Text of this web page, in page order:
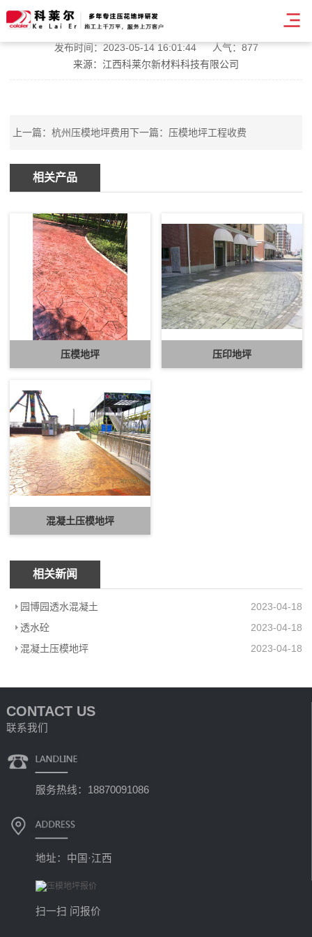
天门小区压模地坪
发布时间：2023-05-14 16:01:44
人气：877
来源：江西科莱尔新材料科技有限公司
上一篇：杭州压模地坪费用下一篇： 压模地坪工程收费
相关产品
压模地坪 压印地坪
混凝土压模地坪
相关新闻
园博园透水混凝土
2023-04-18
透水砼
2023-04-18
混凝土压模地坪
2023-04-18
CONTACT US
联系我们
服务热线：18870091086
地址：中国·江西
扫一扫 问报价